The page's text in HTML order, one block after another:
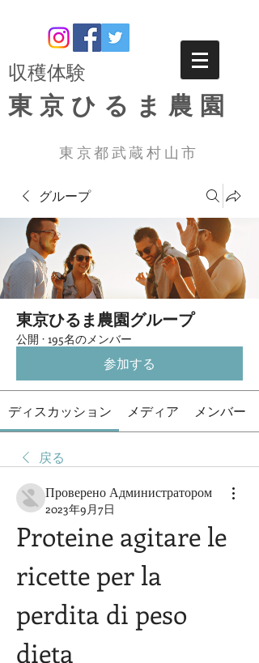
​収穫体験
東京ひるま農園
東京都武蔵村山市
グループ
東京ひるま農園グループ
公開 · 195名のメンバー
参加する
ディスカッション メディア メンバー
戻る
Проверено Администратором
2023年9月7日
Proteine ​​agitare le
ricette per la
perdita di peso
dieta